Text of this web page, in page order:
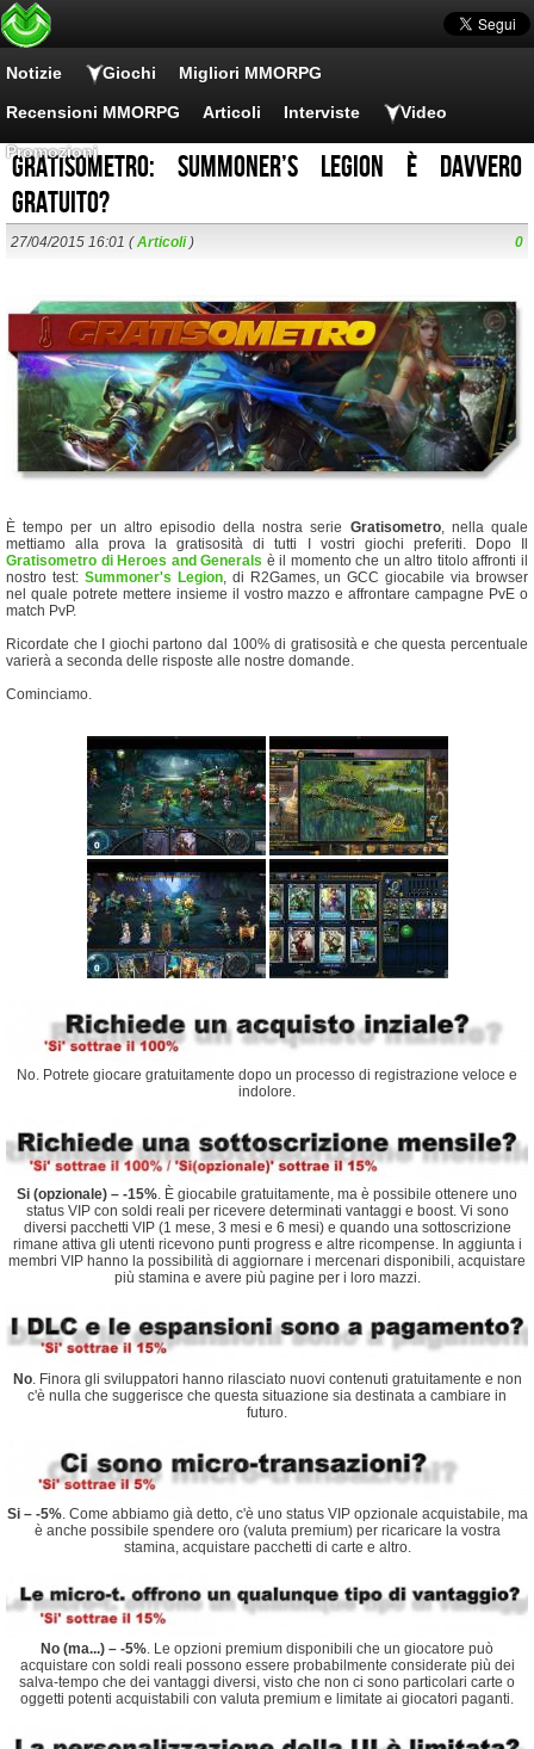
Notizie Giochi Migliori MMORPG
Recensioni MMORPG Articoli Interviste Video
Promozioni
Gratisometro: Summoner’s Legion è davvero
gratuito?
27/04/2015 16:01 (Articoli) 0
È tempo per un altro episodio della nostra serie Gratisometro, nella quale
mettiamo alla prova la gratisosità di tutti I vostri giochi preferiti. Dopo Il
Gratisometro di Heroes and Generals è il momento che un altro titolo affronti il
nostro test: Summoner's Legion, di R2Games, un GCC giocabile via browser
nel quale potrete mettere insieme il vostro mazzo e affrontare campagne PvE o
match PvP.
Ricordate che I giochi partono dal 100% di gratisosità e che questa percentuale
varierà a seconda delle risposte alle nostre domande.
Cominciamo.
No. Potrete giocare gratuitamente dopo un processo di registrazione veloce e
indolore.
Si (opzionale) – -15% . È giocabile gratuitamente, ma è possibile ottenere uno
status VIP con soldi reali per ricevere determinati vantaggi e boost. Vi sono
diversi pacchetti VIP (1 mese, 3 mesi e 6 mesi) e quando una sottoscrizione
rimane attiva gli utenti ricevono punti progress e altre ricompense. In aggiunta i
membri VIP hanno la possibilità di aggiornare i mercenari disponibili, acquistare
più stamina e avere più pagine per i loro mazzi.
No. Finora gli sviluppatori hanno rilasciato nuovi contenuti gratuitamente e non
c'è nulla che suggerisce che questa situazione sia destinata a cambiare in
futuro.
Si – -5%. Come abbiamo già detto, c'è uno status VIP opzionale acquistabile, ma
è anche possibile spendere oro (valuta premium) per ricaricare la vostra
stamina, acquistare pacchetti di carte e altro.
No (ma...) – -5%. Le opzioni premium disponibili che un giocatore può
acquistare con soldi reali possono essere probabilmente considerate più dei
salva-tempo che dei vantaggi diversi, visto che non ci sono particolari carte o
oggetti potenti acquistabili con valuta premium e limitate ai giocatori paganti.